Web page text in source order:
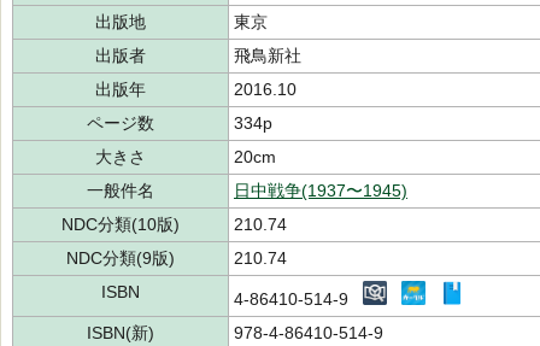
出版地
東京
出版者
飛鳥新社
出版年
2016.10
ページ数
334p
大きさ
20cm
一般件名
日中戦争(1937〜1945)
NDC分類(10版)
210.74
NDC分類(9版)
210.74
ISBN
4-86410-514-9
ISBN(新)
978-4-86410-514-9